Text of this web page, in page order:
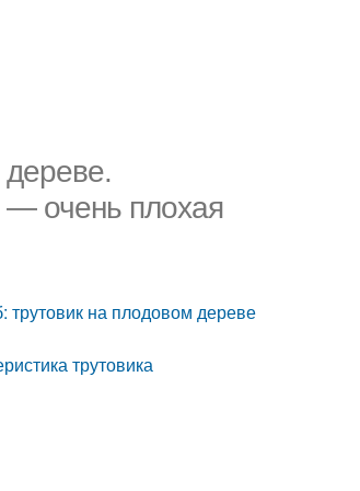
дереве.
— очень плохая
трутовик на плодовом дереве
трутовика